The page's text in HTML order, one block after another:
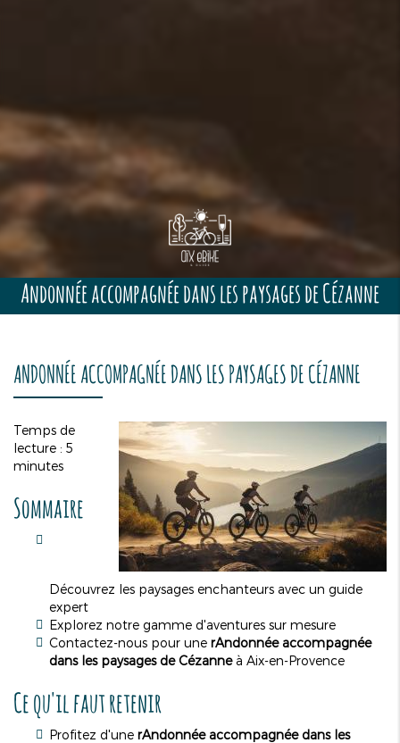
Andonnée accompagnée dans les paysages de Cézanne
ANDONNÉE ACCOMPAGNÉE DANS LES PAYSAGES DE CÉZANNE
Temps de
lecture : 5
minutes
Sommaire
Découvrez les paysages enchanteurs avec un guide
expert
Explorez notre gamme d'aventures sur mesure
Contactez-nous pour une rAndonnée accompagnée
dans les paysages de Cézanneà Aix-en-Provence
Ce qu'il faut retenir
Profitez d'une rAndonnée accompagnée dans les